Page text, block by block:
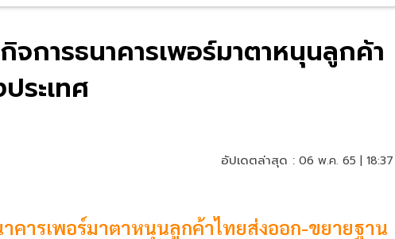
การธนาคารเพอร์มาตาหนุนลูกค้า
ระเทศ
อัปเดตล่าสุด : 06 พ.ค. 65 |
คารเพอร์มาตาหนุนลูกค้าไทยส่งออก-ขยายฐาน